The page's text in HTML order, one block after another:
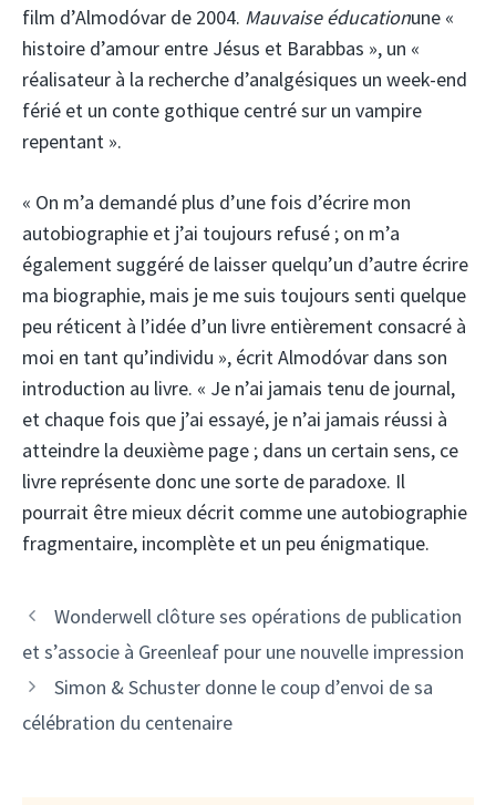
film d’Almodóvar de 2004. Mauvaise éducationune «
histoire d’amour entre Jésus et Barabbas », un «
réalisateur à la recherche d’analgésiques un week-end
férié et un conte gothique centré sur un vampire
repentant ».
« On m’a demandé plus d’une fois d’écrire mon
autobiographie et j’ai toujours refusé ; on m’a
également suggéré de laisser quelqu’un d’autre écrire
ma biographie, mais je me suis toujours senti quelque
peu réticent à l’idée d’un livre entièrement consacré à
moi en tant qu’individu », écrit Almodóvar dans son
introduction au livre. « Je n’ai jamais tenu de journal,
et chaque fois que j’ai essayé, je n’ai jamais réussi à
atteindre la deuxième page ; dans un certain sens, ce
livre représente donc une sorte de paradoxe. Il
pourrait être mieux décrit comme une autobiographie
fragmentaire, incomplète et un peu énigmatique.
Wonderwell clôture ses opérations de publication
et s’associe à Greenleaf pour une nouvelle impression
Simon & Schuster donne le coup d’envoi de sa
célébration du centenaire